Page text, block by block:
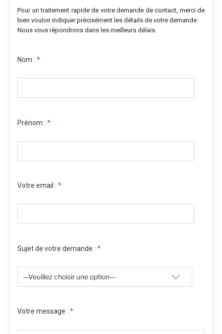
Pour un traitement rapide de votre demande de contact, merci de
bien vouloir indiquer précisément les détails de votre demande.
Nous vous répondrons dans les meilleurs délais.
Nom : *
Prénom : *
Votre email : *
Sujet de votre demande : *
Votre message : *